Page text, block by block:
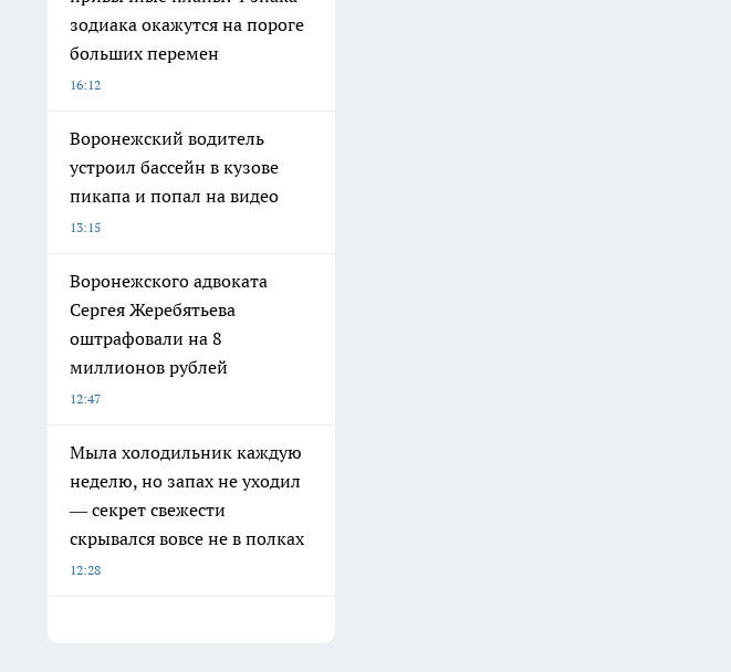
зодиака окажутся на пороге
больших перемен
16:12
Воронежский водитель
устроил бассейн в кузове
пикапа и попал на видео
13:15
Воронежского адвоката
Сергея Жеребятьева
оштрафовали на 8
миллионов рублей
12:47
Мыла холодильник каждую
неделю, но запах не уходил
— секрет свежести
скрывался вовсе не в полках
12:28